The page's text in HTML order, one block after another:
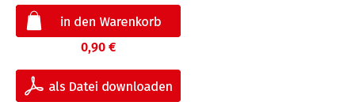
0,90 €